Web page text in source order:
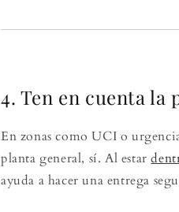
4. Ten en cuenta
En zonas como UCI o
planta general, sí. Al estar
ayuda a hacer una entrega